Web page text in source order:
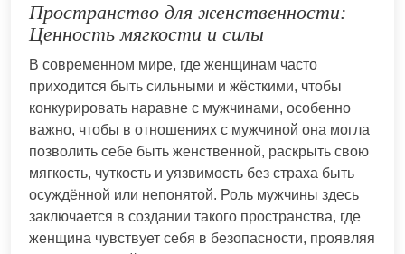
Пространство для женственности:
Ценность мягкости и силы
В современном мире, где женщинам часто
приходится быть сильными и жёсткими, чтобы
конкурировать наравне с мужчинами, особенно
важно, чтобы в отношениях с мужчиной она могла
позволить себе быть женственной, раскрыть свою
мягкость, чуткость и уязвимость без страха быть
осуждённой или непонятой. Роль мужчины здесь
заключается в создании такого пространства, где
женщина чувствует себя в безопасности, проявляя